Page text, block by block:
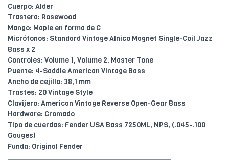
Cuerpo: Alder
Trastera: Rosewood
Mango: Maple en forma de C
Micrófonos: Standard Vintage Alnico Magnet Single-Coil Jazz
Bass x 2
Controles: Volume 1, Volume 2, Master Tone
Puente: 4-Saddle American Vintage Bass
Ancho de cejilla: 38,1 mm
Trastes: 20 Vintage Style
Clavijero: American Vintage Reverse Open-Gear Bass
Hardware: Cromado
Tipo de cuerdas: Fender USA Bass 7250ML, NPS, (.045-.100
Gauges)
Funda: Original Fender